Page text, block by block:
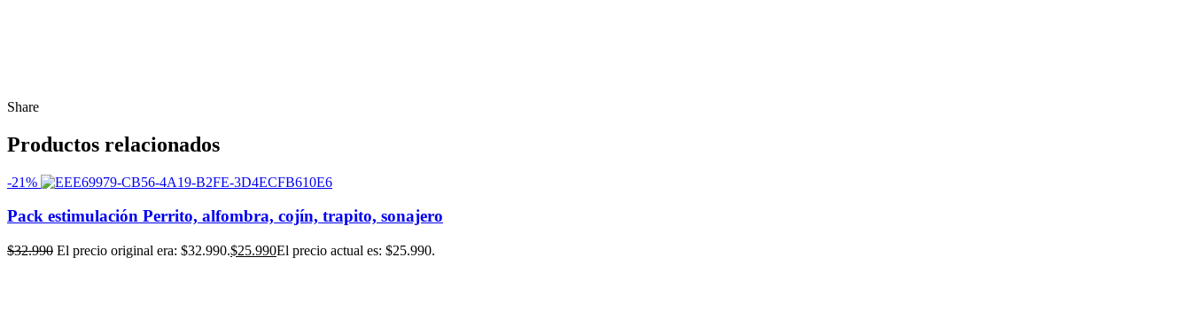
Share
Productos relacionados
-21%
Pack estimulación Perrito, alfombra, cojín, trapito, sonajero
$32.990 El precio original era: $32.990.$25.990El precio actual es: $25.990.